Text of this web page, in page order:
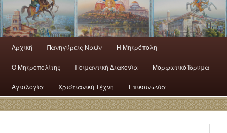
Αρχική Πανηγύρεις Ναών H Mητρόπολη
Ο Mητροπολίτης Ποιμαντική Διακονία Μορφωτικό Ίδρυμα
Αγιολογία Χριστιανική Τέχνη Επικοινωνία